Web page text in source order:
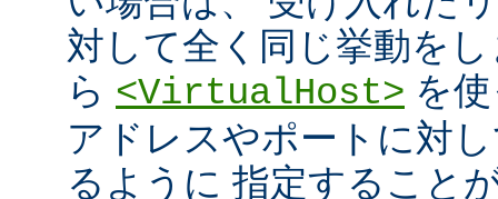
対して全く同じ挙動を
ら <VirtualHost> を
アドレスやポートに対
るように 指定すること